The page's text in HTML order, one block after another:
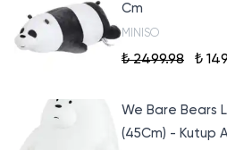
Cm
MINISO
₺ 2499.98 ₺
We Bare Bears
(45Cm) - Kutup